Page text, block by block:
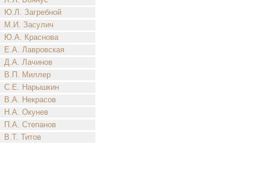
Ю.Л. Загребной
М.И. Засулич
Ю.А. Краснова
Е.А. Лавровская
Д.А. Лачинов
В.П. Миллер
С.Е. Нарышкин
В.А. Некрасов
Н.А. Окунев
П.А. Степанов
В.Т. Титов